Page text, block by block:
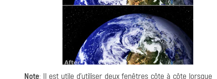
Note: Il est utile d'utiliser deux fenêtres côte à côte lorsque